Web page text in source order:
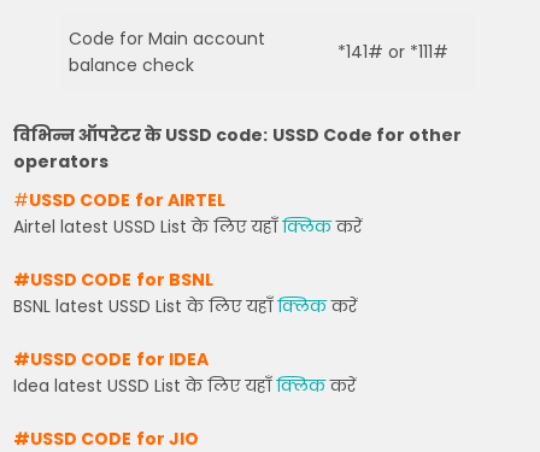
Code for Main account
balance check
*141# or *111#
विभिन्न ऑपरेटर के USSD code: USSD Code for other
operators
#USSD CODE for AIRTEL
Airtel latest USSD List के लिए यहाँक्लिककरें
#USSD CODE for BSNL
BSNL latest USSD List के लिए यहाँक्लिककरें
#USSD CODE for IDEA
Idea latest USSD List के लिए यहाँक्लिककरें
#USSD CODE for JIO